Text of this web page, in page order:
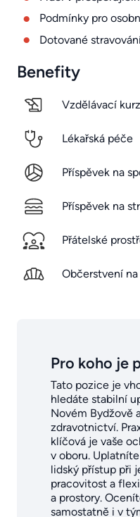
Podmínky pro
Dotované
Benefity
Vzdělávací
Lékařská péče
Příspěvek na
Příspěvek na
Přátelské
Občerstvení
Pro koho je
Tato pozice je
hledáte stabilní
Novém Bydžově
zdravotnictví.
klíčová je vaše
v oboru.
lidský přístup při
pracovitost a
a prostory.
samostatně i v